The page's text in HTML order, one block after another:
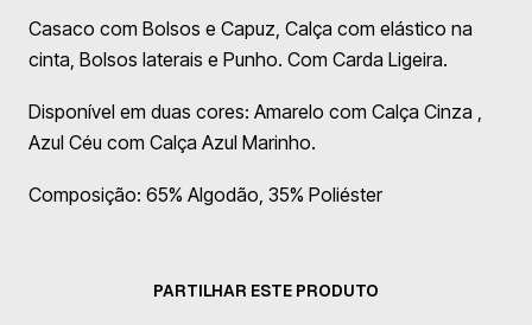
Casaco com Bolsos e Capuz, Calça com elástico na
cinta, Bolsos laterais e Punho. Com Carda Ligeira.
Disponível em duas cores: Amarelo com Calça Cinza ,
Azul Céu com Calça Azul Marinho.
Composição: 65% Algodão, 35% Poliéster
PARTILHAR ESTE PRODUTO